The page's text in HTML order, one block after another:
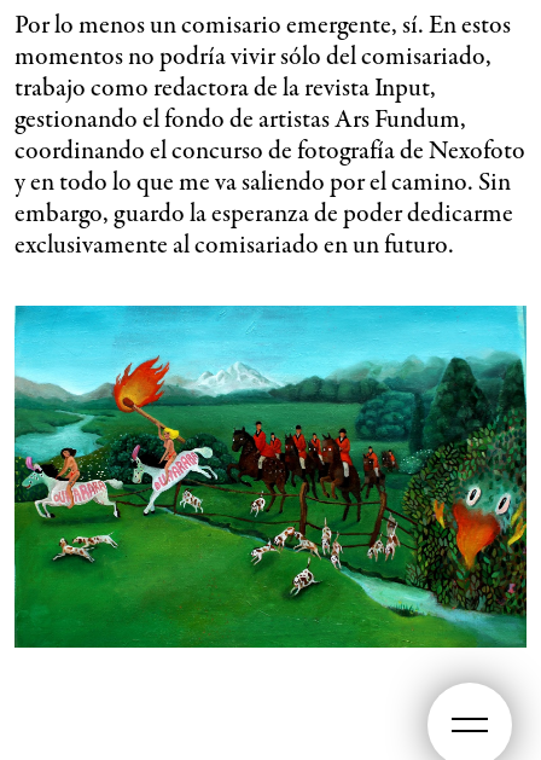
Por lo menos un comisario emergente, sí. En estos
momentos no podría vivir sólo del comisariado,
trabajo como redactora de la revista Input,
gestionando el fondo de artistas Ars Fundum,
coordinando el concurso de fotografía de Nexofoto
y en todo lo que me va saliendo por el camino. Sin
embargo, guardo la esperanza de poder dedicarme
exclusivamente al comisariado en un futuro.